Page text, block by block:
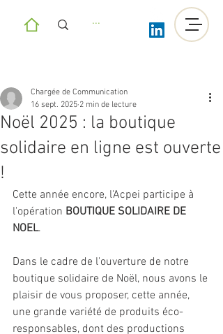
Noël 2025 : la boutique
solidaire en ligne est ouverte
!
Chargée de Communication
16 sept. 2025 2 min de lecture
Cette année encore, l'Acpei participe à
l'opération BOUTIQUE SOLIDAIRE DE
NOEL.
Dans le cadre de l'ouverture de notre
boutique solidaire de Noël, nous avons le
plaisir de vous proposer, cette année,
une grande variété de produits éco-
responsables, dont des productions